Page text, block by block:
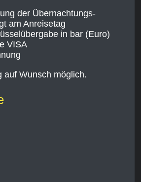
der Übernachtungs-
am Anreisetag
in bar (Euro)
VISA
auf Wunsch möglich.